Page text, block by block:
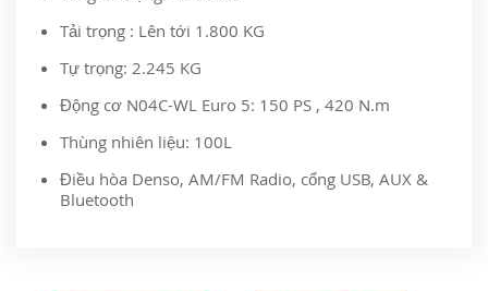
Tải trọng : Lên tới 1.800 KG
Tự trọng: 2.245 KG
Động cơ N04C-WL Euro 5: 150 PS , 420 N.m
Thùng nhiên liệu: 100L
Điều hòa Denso, AM/FM Radio, cổng USB, AUX &
Bluetooth